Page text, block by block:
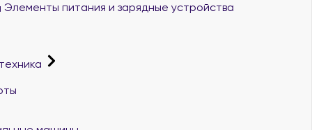
Элементы питания и зарядные устройства